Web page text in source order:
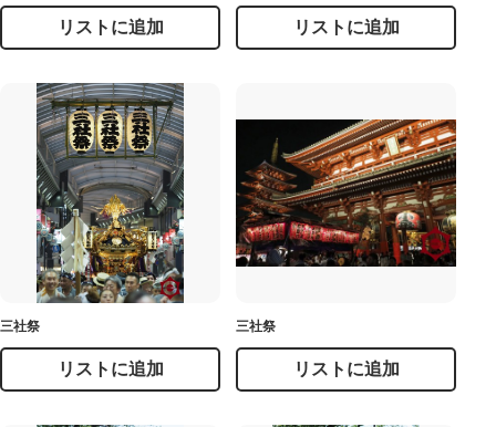
リストに追加 リストに追加
三社祭
リストに追加
三社祭
リストに追加